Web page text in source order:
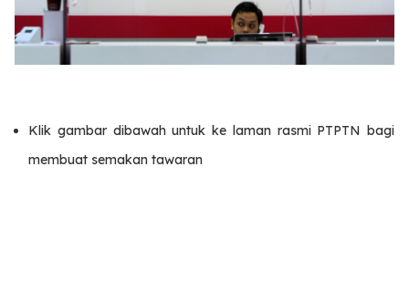
Klik gambar dibawah untuk ke laman rasmi PTPTN bagi
membuat semakan tawaran